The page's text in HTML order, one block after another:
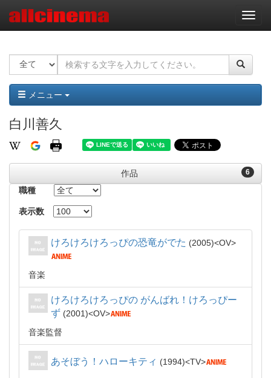
ナ
ビ
ー
ョ
ン
メニュー
白川善久
6
作品
職種
表示数
けろけろけろっぴの恐竜がでた 2005 OV
音楽
けろけろけろっぴの がんばれ！けろっぴー
ず
2001
OV
音楽監督
あそぼう！ハローキティ 1994 TV